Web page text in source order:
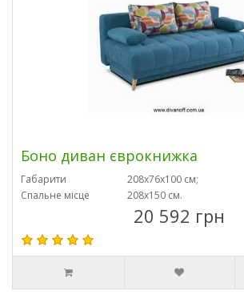
Боно диван єврокнижка
Габарити
208х76х100 см;
Спальне місце
208х150 см.
20 592 грн